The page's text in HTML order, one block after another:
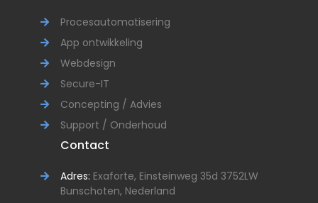
Procesautomatisering
App ontwikkeling
Webdesign
Secure-IT
Concepting / Advies
Support / Onderhoud
Contact
Adres: Exaforte, Einsteinweg 35d 3752LW
Bunschoten, Nederland